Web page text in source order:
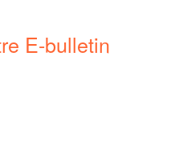
E-bulletin